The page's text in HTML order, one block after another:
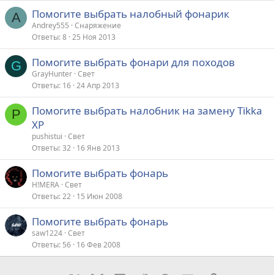
A Помогите выбрать налобный фонарик
Andrey555 Снаряжение
Ответы 8 25 Ноя 2013
G Помогите выбрать фонари для походов
GrayHunter Свет
Ответы 16 24 Апр 2013
P
Помогите выбрать налобник на замену Tikka
XP
pushistui Свет
Ответы 32 16 Янв 2013
Помогите выбрать фонарь
H!MERA Свет
Ответы 22 15 Июн 2008
Помогите выбрать фонарь
saw1224 Свет
Ответы 56 16 Фев 2008